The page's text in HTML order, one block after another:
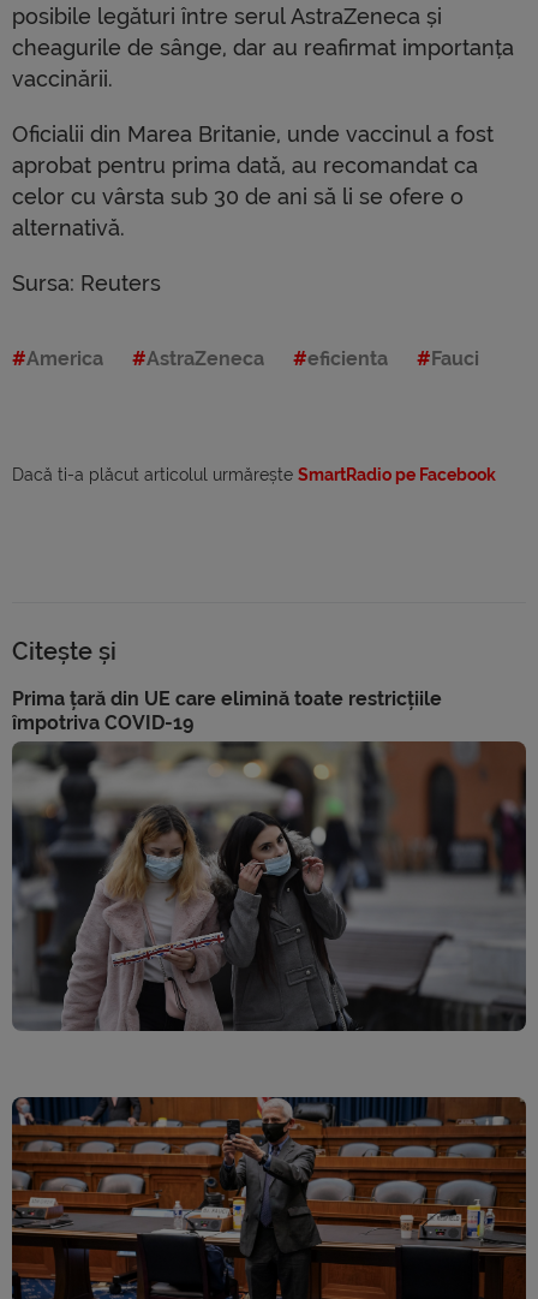
posibile legături între serul AstraZeneca și
cheagurile de sânge, dar au reafirmat importanța
vaccinării.
Oficialii din Marea Britanie, unde vaccinul a fost
aprobat pentru prima dată, au recomandat ca
celor cu vârsta sub 30 de ani să li se ofere o
alternativă.
Sursa: Reuters
America AstraZeneca eficienta Fauci
Dacă ti-a plăcut articolul urmărește SmartRadio pe Facebook
Citește și
Prima țară din UE care elimină toate restricțiile
împotriva COVID-19